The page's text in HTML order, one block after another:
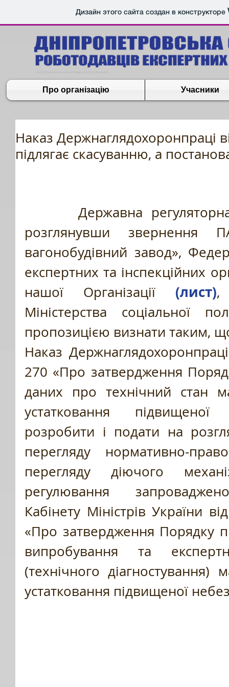
Дизайн этого сайта создан в конструкторе
Про організацію Учасники
Наказ Держнаглядохоронпраці
підлягає скасуванню, а
розглянувши звернення
вагонобудівний завод»,
експертних та інспекційних
нашої Організації (лист),
Міністерства соціальної
пропозицією визнати таким,
Наказ
270 «Про затвердження
даних про технічний стан
устатковання
розробити і подати на
перегляду нормативно-
перегляду діючого
регулювання
Кабінету Міністрів України
«Про затвердження Порядку
випробування та
(технічного діагностування)
устатковання підвищеної